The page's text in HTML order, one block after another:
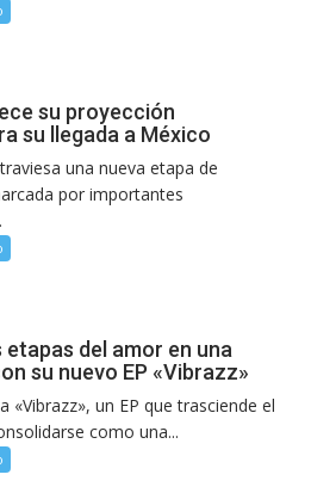
su proyección
su llegada a México
una nueva etapa de
por importantes
del amor en una
su nuevo EP «Vibrazz»
«Vibrazz», un EP que trasciende el
como una...